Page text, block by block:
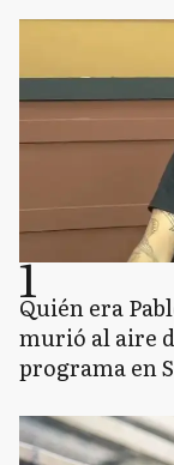
1
Quién era
murió al aire
programa en